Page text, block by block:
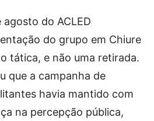
do ACLED
do grupo em Chiure
tática, e não uma retirada.
que a campanha de
havia mantido com
na percepção pública,